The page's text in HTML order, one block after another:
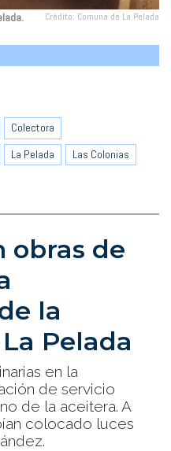
Crédito: Comuna de La Pelada
Colectora
La Pelada
Las Colonias
obras de
la
Pelada
en la
de servicio
de la aceitera. A
colocado luces